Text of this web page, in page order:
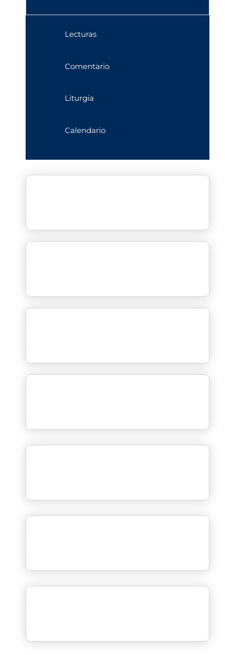
Lecturas
Comentario
Liturgia
Calendario